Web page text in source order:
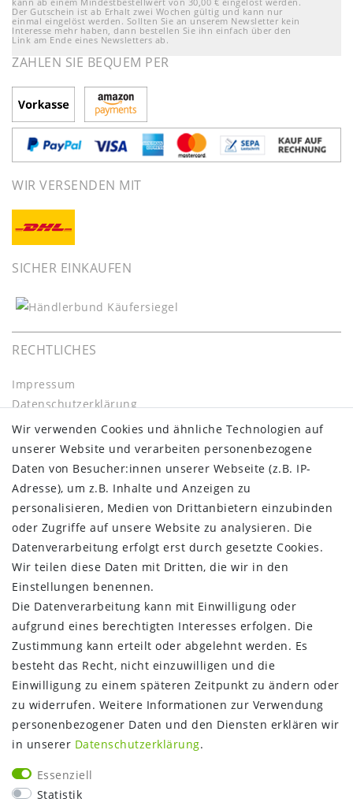
Der Gutschein ist ab Erhalt zwei Wochen gültig und kann nur
einmal eingelöst werden. Sollten Sie an unserem Newsletter kein
Interesse mehr haben, dann bestellen Sie ihn einfach über den
Link am Ende eines Newsletters ab.
ZAHLEN SIE BEQUEM PER
WIR VERSENDEN MIT
SICHER EINKAUFEN
RECHTLICHES
Impressum
Daten­schutz­erklärung
AGB
Barrierefreiheitserklärung
Widerrufs­recht
Kontakt
Vertrag widerrufen
INFORMATIONEN:
Zahlungsinformationen
Versandinformationen
Über uns
Gutschein
NEWS
Google Maps
Kundenbewertungen
Kontakt
Mein Konto
Warenkorb
Wir verwenden Cookies und ähnliche Technologien auf
unserer Website und verarbeiten personenbezogene
Daten von Besucher:innen unserer Webseite (z.B. IP-
Adresse), um z.B. Inhalte und Anzeigen zu
personalisieren, Medien von Drittanbietern einzubinden
oder Zugriffe auf unsere Website zu analysieren. Die
Datenverarbeitung erfolgt erst durch gesetzte Cookies.
Wir teilen diese Daten mit Dritten, die wir in den
Einstellungen benennen.
Die Datenverarbeitung kann mit Einwilligung oder
aufgrund eines berechtigten Interesses erfolgen. Die
Zustimmung kann erteilt oder abgelehnt werden. Es
besteht das Recht, nicht einzuwilligen und die
Einwilligung zu einem späteren Zeitpunkt zu ändern oder
zu widerrufen. Weitere Informationen zur Verwendung
personenbezogener Daten und den Diensten erklären wir
in unserer Daten­schutz­erklärung.
Essenziell
Statistik